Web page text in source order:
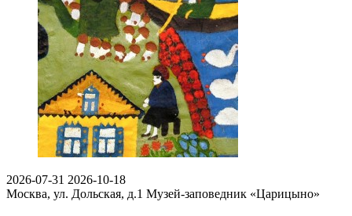
2026-07-31 2026-10-18
Москва, ул. Дольская, д.1 Музей-заповедник «Царицыно»